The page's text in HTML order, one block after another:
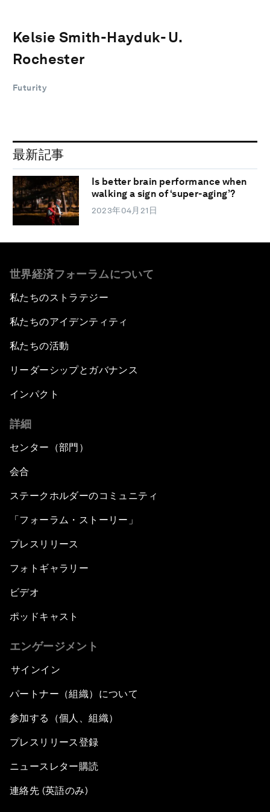
Kelsie Smith-Hayduk- U.
Rochester
Futurity
最新記事
Is better brain performance when
walking a sign of ‘super-aging’?
2023年04月21日
世界経済フォーラムについて
私たちのストラテジー
私たちのアイデンティティ
私たちの活動
リーダーシップとガバナンス
インパクト
詳細
センター（部門）
会合
ステークホルダーのコミュニティ
「フォーラム・ストーリー」
プレスリリース
フォトギャラリー
ビデオ
ポッドキャスト
エンゲージメント
サインイン
パートナー（組織）について
参加する（個人、組織）
プレスリリース登録
ニュースレター購読
連絡先 (英語のみ)